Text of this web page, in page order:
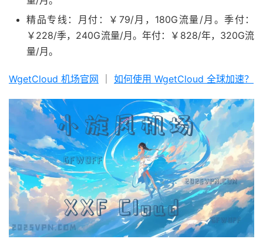
精品专线：月付：￥79/月，180G流量/月。季付：
￥228/季，240G流量/月。年付：￥828/年，320G流
量/月。
WgetCloud 机场官网 如何使用 WgetCloud 全球加速？